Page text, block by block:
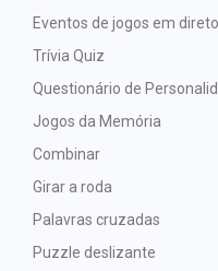
Eventos de jogos em direto
Trívia Quiz
Questionário de
Jogos da Memória
Combinar
Girar a roda
Palavras cruzadas
Puzzle deslizante